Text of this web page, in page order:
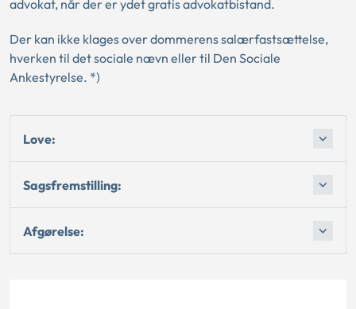
advokat, når der er ydet gratis advokatbistand.
Der kan ikke klages over dommerens salærfastsættelse,
hverken til det sociale nævn eller til Den Sociale
Ankestyrelse. *)
Love:
Sagsfremstilling:
Afgørelse: